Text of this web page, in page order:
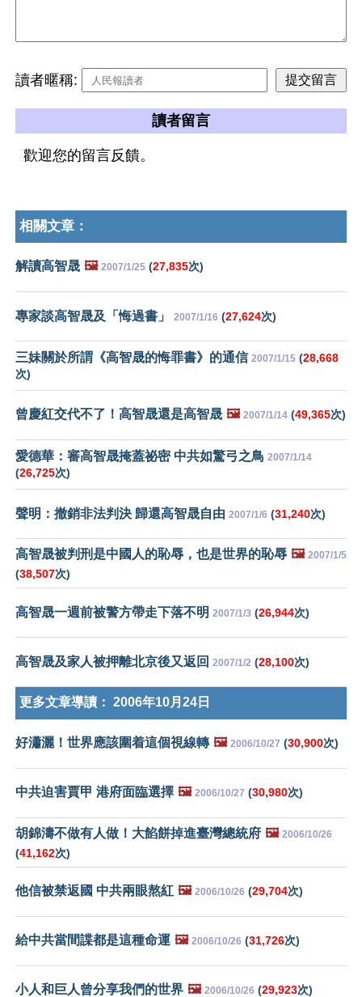
讀者暱稱:
讀者留言
歡迎您的留言反饋。
相關文章：
解讀高智晟 🖼️ 2007/1/25 (27,835次)
專家談高智晟及「悔過書」 2007/1/16 (27,624次)
三妹關於所謂《高智晟的悔罪書》的通信 2007/1/15 (28,668
次)
曾慶紅交代不了！高智晟還是高智晟 🖼️ 2007/1/14 (49,365次)
愛德華：審高智晟掩蓋祕密 中共如驚弓之鳥 2007/1/14
(26,725次)
聲明：撤銷非法判決 歸還高智晟自由 2007/1/6 (31,240次)
高智晟被判刑是中國人的恥辱，也是世界的恥辱 🖼️ 2007/1/5
(38,507次)
高智晟一週前被警方帶走下落不明 2007/1/3 (26,944次)
高智晟及家人被押離北京後又返回 2007/1/2 (28,100次)
更多文章導讀： 2006年10月24日
好瀟灑！世界應該圍着這個視線轉 🖼️ 2006/10/27 (30,900次)
中共迫害賈甲 港府面臨選擇 🖼️ 2006/10/27 (30,980次)
胡錦濤不做有人做！大餡餅掉進臺灣總統府 🖼️ 2006/10/26
(41,162次)
他信被禁返國 中共兩眼熬紅 🖼️ 2006/10/26 (29,704次)
給中共當間諜都是這種命運 🖼️ 2006/10/26 (31,726次)
小人和巨人曾分享我們的世界 🖼️ 2006/10/26 (29,923次)